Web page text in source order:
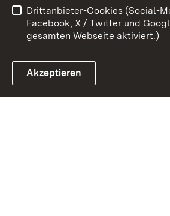
Link zum Landesportal
Impressum Cookies
Drittanbieter-Cookies (Social-
Facebook, X / Twitter und
gesamten Webseite aktiviert.)
Akzeptieren